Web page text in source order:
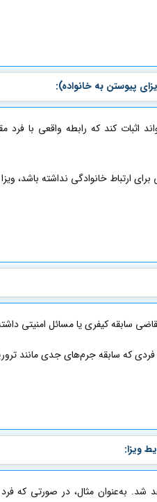
پیوستن به خانواده):
اثبات کند که رابطه واقعی با فرد
برای ارتباط خانوادگی نداشته باشد،
سابقه کیفری یا مسائل امنیتی
فردی که سابقه جرم‌های جدی مانند
ویزا:
شد. به‌عنوان مثال، در صورتی که